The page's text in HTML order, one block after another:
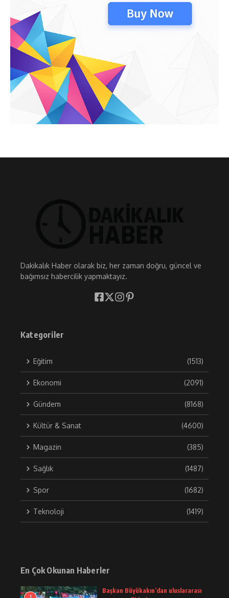
Dakikalık Haber olarak biz, her zaman doğru, güncel ve
bağımsız habercilik yapmaktayız.
Kategoriler
Eğitim (1513)
Ekonomi (2091)
Gündem (8168)
Kültür & Sanat (4600)
Magazin (385)
Sağlık (1487)
Spor (1682)
Teknoloji (1419)
En Çok Okunan Haberler
Başkan Büyükakın’dan uluslararası